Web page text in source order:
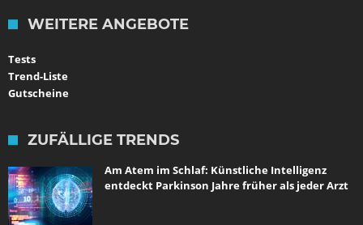
WEITERE ANGEBOTE
Tests
Trend-Liste
Gutscheine
ZUFÄLLIGE TRENDS
Am Atem im Schlaf: Künstliche Intelligenz
entdeckt Parkinson Jahre früher als jeder Arzt